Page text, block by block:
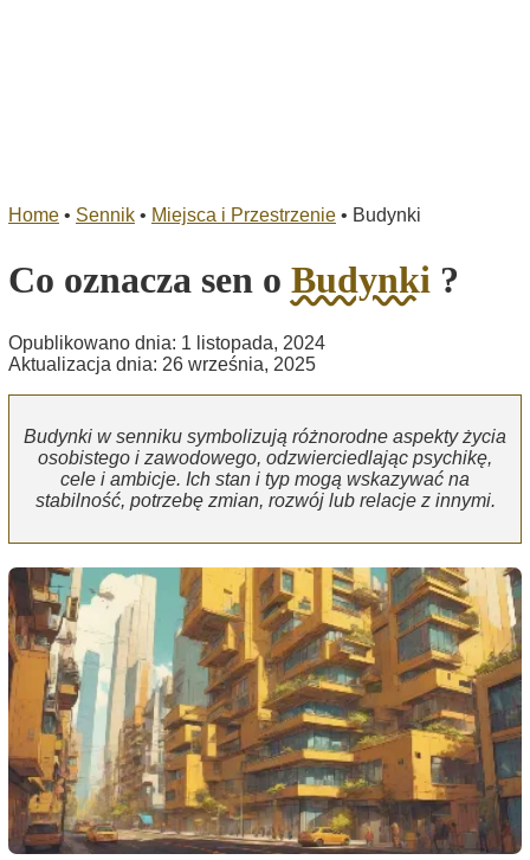
Home • Sennik • Miejsca i Przestrzenie • Budynki
Co oznacza sen o Budynki ?
Opublikowano dnia: 1 listopada, 2024
Aktualizacja dnia: 26 września, 2025
Budynki w senniku symbolizują różnorodne aspekty życia
osobistego i zawodowego, odzwierciedlając psychikę,
cele i ambicje. Ich stan i typ mogą wskazywać na
stabilność, potrzebę zmian, rozwój lub relacje z innymi.